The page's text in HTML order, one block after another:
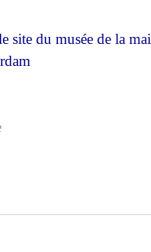
site du musée de la